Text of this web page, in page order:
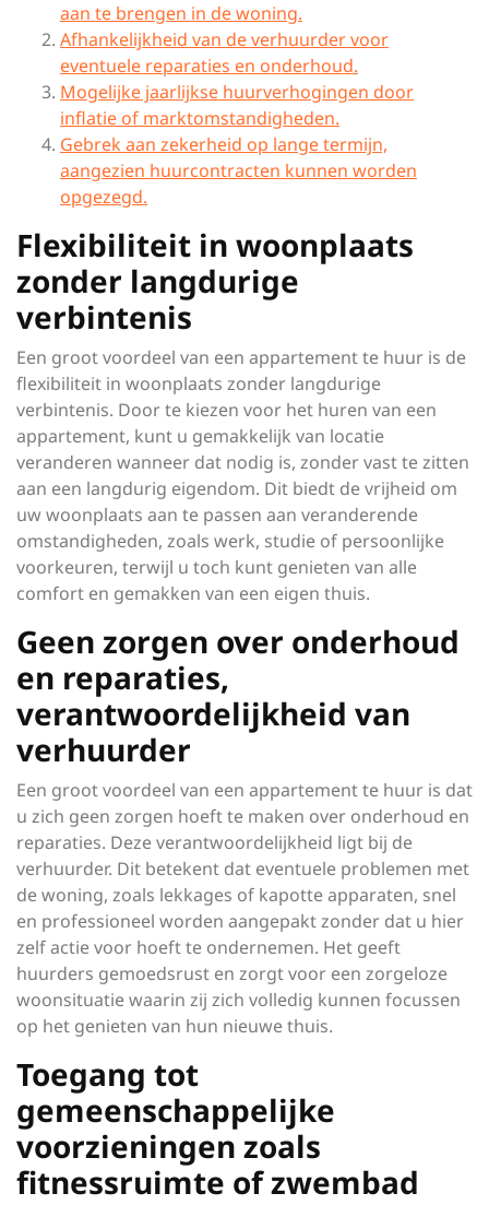
aan te brengen in de woning.
Afhankelijkheid van de verhuurder voor
eventuele reparaties en onderhoud.
Mogelijke jaarlijkse huurverhogingen door
inflatie of marktomstandigheden.
Gebrek aan zekerheid op lange termijn,
aangezien huurcontracten kunnen worden
opgezegd.
Flexibiliteit in woonplaats
zonder langdurige
verbintenis
Een groot voordeel van een appartement te huur is de
flexibiliteit in woonplaats zonder langdurige
verbintenis. Door te kiezen voor het huren van een
appartement, kunt u gemakkelijk van locatie
veranderen wanneer dat nodig is, zonder vast te zitten
aan een langdurig eigendom. Dit biedt de vrijheid om
uw woonplaats aan te passen aan veranderende
omstandigheden, zoals werk, studie of persoonlijke
voorkeuren, terwijl u toch kunt genieten van alle
comfort en gemakken van een eigen thuis.
Geen zorgen over onderhoud
en reparaties,
verantwoordelijkheid van
verhuurder
Een groot voordeel van een appartement te huur is dat
u zich geen zorgen hoeft te maken over onderhoud en
reparaties. Deze verantwoordelijkheid ligt bij de
verhuurder. Dit betekent dat eventuele problemen met
de woning, zoals lekkages of kapotte apparaten, snel
en professioneel worden aangepakt zonder dat u hier
zelf actie voor hoeft te ondernemen. Het geeft
huurders gemoedsrust en zorgt voor een zorgeloze
woonsituatie waarin zij zich volledig kunnen focussen
op het genieten van hun nieuwe thuis.
Toegang tot
gemeenschappelijke
voorzieningen zoals
fitnessruimte of zwembad